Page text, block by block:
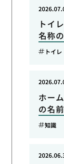
トイ
名称
トイレ
ホー
の名前
知識